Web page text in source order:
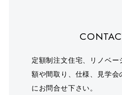
定額制注文住宅、リノベー
額や間取り、仕様、見学会
にお問合せ下さい。